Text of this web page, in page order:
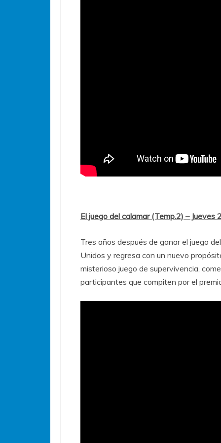
El juego del calamar (Temp.2) – Jueves
Tres años después de ganar el juego
Unidos y regresa con un nuevo
misterioso juego de supervivencia,
participantes que compiten por el